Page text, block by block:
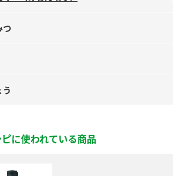
つ
う
に使われている商品